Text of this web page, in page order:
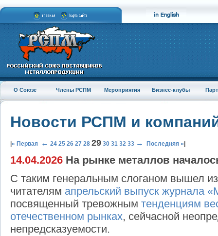
О Союзе Члены РСПМ Мероприятия Бизнес-клубы
Новости РСПМ и
« Первая ← 24 25 26 27 28 29 30 31 32 33 → Последняя »
14.04.2026 На рынке металлов
С таким генеральным слоганом вышел
читателям апрельский выпуск журнала
посвященный тревожным тенденциям
отечественном рынках, сейчасной
непредсказуемости.